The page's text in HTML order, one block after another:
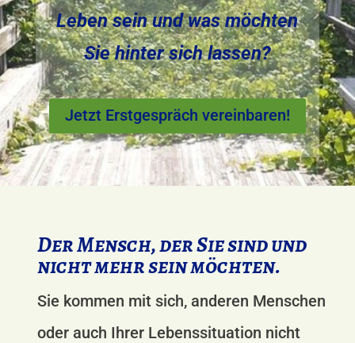
Leben sein und was möchten
Sie hinter sich lassen?
Jetzt Erstgespräch vereinbaren!
Der Mensch, der Sie sind und
nicht mehr sein möchten.
Sie kommen mit sich, anderen Menschen
oder auch Ihrer Lebenssituation nicht